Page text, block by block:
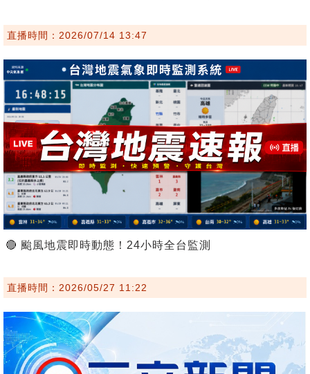
直播時間：2026/07/14 13:47
🔴 颱風地震即時動態！24小時全台監測
直播時間：2026/05/27 11:22